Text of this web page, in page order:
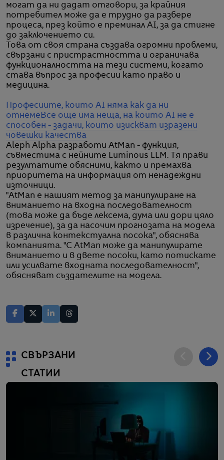
могат да ни дадат отговори, за крайния
потребител може да е трудно да разбере
процеса, през който е преминал AI, за да стигне
до заключението си.
Това от своя страна създава огромни проблеми,
свързани с пристрастността и ограничава
функционалността на тези системи, когато
става въпрос за професии като право и
медицина.
Професиите, които AI няма как да ни
отнеме Все още има неща, на които AI не е
способен - задачи, които изискват изразени
човешки качества
Aleph Alpha разработи AtMan - функция,
съвместима с нейните Luminous LLM. Тя прави
резултатите обясними, както и премахва
приоритета на информация от ненадеждни
източници.
"AtMan е нашият метод за манипулиране на
вниманието на входна последователност
(това може да бъде лексема, дума или дори цяло
изречение), за да насочим прогнозата на модела
в различна контекстуална посока", обяснява
компанията. "С AtMan може да манипулирате
вниманието и в двете посоки, като потискате
или усилвате входната последователност",
обясняват създателите на модела.
СВЪРЗАНИ
СТАТИИ